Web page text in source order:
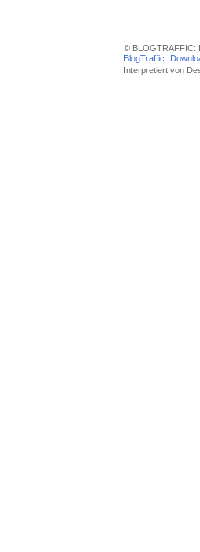
© BLOGTRAFFIC:
BlogTraffic
Interpretiert von